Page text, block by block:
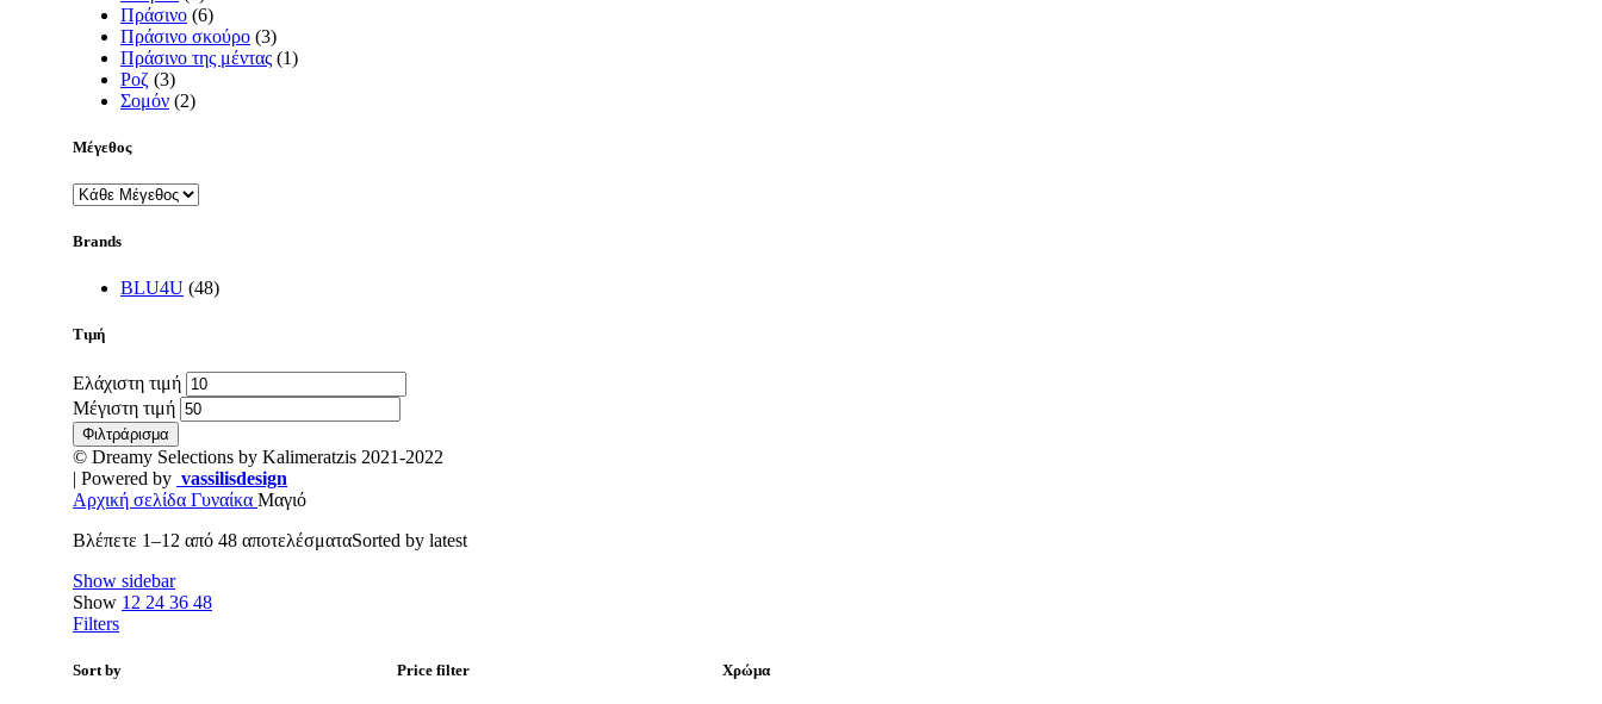
Πράσινο (6)
Πράσινο σκούρο (3)
Πράσινο της μέντας (1)
Ροζ (3)
Σομόν (2)
Μέγεθος
Brands
BLU4U (48)
Τιμή
Ελάχιστη τιμή
Μέγιστη τιμή
Φιλτράρισμα
© Dreamy Selections by Kalimeratzis 2021-2022
| Powered by vassilisdesign
Αρχική σελίδα Γυναίκα Μαγιό
Βλέπετε 1–12 από 48 αποτελέσματαSorted by latest
Show sidebar
Show 12 24 36 48
Filters
Sort by Price filter Χρώμα